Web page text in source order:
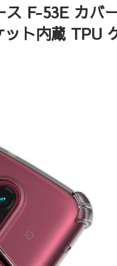
F-53E カバ
ト内蔵 TPU